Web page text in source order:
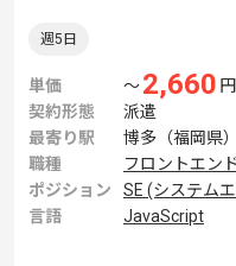
週5日
単価 〜2,660
契約形態
派遣
最寄り駅
博多（福岡県）
職種
フロントエン
ポジション
SE (システム
言語
JavaScript